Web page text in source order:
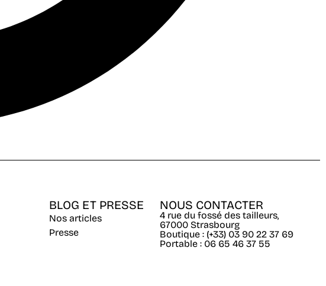
BLOG ET PRESSE
Nos articles
Presse
NOUS CONTACTER
4 rue du fossé des tailleurs,
67000 Strasbourg
Boutique : (+33) 03 90 22 37 69
Portable : 06 65 46 37 55